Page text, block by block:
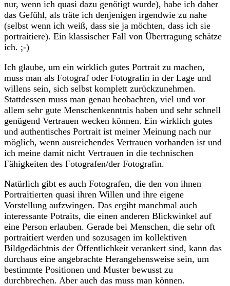
nur, wenn ich quasi dazu genötigt wurde), habe ich daher
das Gefühl, als träte ich denjenigen irgendwie zu nahe
(selbst wenn ich weiß, dass sie ja möchten, dass ich sie
portraitiere). Ein klassischer Fall von Übertragung schätze
ich. ;-)
Ich glaube, um ein wirklich gutes Portrait zu machen,
muss man als Fotograf oder Fotografin in der Lage und
willens sein, sich selbst komplett zurückzunehmen.
Stattdessen muss man genau beobachten, viel und vor
allem sehr gute Menschenkenntnis haben und sehr schnell
genügend Vertrauen wecken können. Ein wirklich gutes
und authentisches Portrait ist meiner Meinung nach nur
möglich, wenn ausreichendes Vertrauen vorhanden ist und
ich meine damit nicht Vertrauen in die technischen
Fähigkeiten des Fotografen/der Fotografin.
Natürlich gibt es auch Fotografen, die den von ihnen
Portraitierten quasi ihren Willen und ihre eigene
Vorstellung aufzwingen. Das ergibt manchmal auch
interessante Potraits, die einen anderen Blickwinkel auf
eine Person erlauben. Gerade bei Menschen, die sehr oft
portraitiert werden und sozusagen im kollektiven
Bildgedächtnis der Öffentlichkeit verankert sind, kann das
durchaus eine angebrachte Herangehensweise sein, um
bestimmte Positionen und Muster bewusst zu
durchbrechen. Aber auch das muss man können.